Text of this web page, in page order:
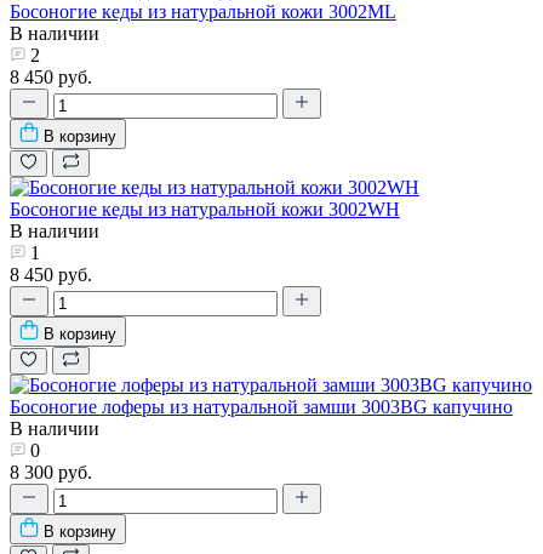
Босоногие кеды из натуральной кожи 3002ML
В наличии
2
8 450 руб.
В корзину
Босоногие кеды из натуральной кожи 3002WH
В наличии
1
8 450 руб.
В корзину
Босоногие лоферы из натуральной замши 3003BG капучино
В наличии
0
8 300 руб.
В корзину